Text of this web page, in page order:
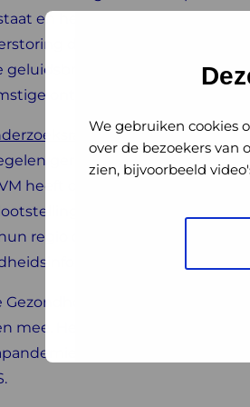
We gebruiken cookies
over de bezoekers van
zien, bijvoorbeeld
en het ministerie van
door vliegverkeer per
geluidsbronnen en eerdere
ontwikkelingen.
dient als input
gericht op het
heeft de uitkomsten van dit
responsrelaties te
regio de overheidsinstanties
voor
Gezondheidsmonitor
mee. Het onderzoek is
en werd uitgevoerd